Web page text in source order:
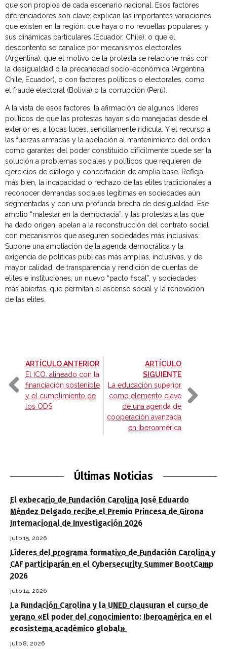
que son propios de cada escenario nacional. Esos factores
diferenciadores son clave: explican las importantes variaciones
que existen en la región: que haya o no revueltas populares, y
sus dinámicas particulares (Ecuador, Chile); o que el
descontento se canalice por mecanismos electorales
(Argentina); que el motivo de la protesta se relacione más con
la desigualdad o la precariedad socio-económica (Argentina,
Chile, Ecuador), o con factores políticos o electorales, como
el fraude electoral (Bolivia) o la corrupción (Perú).
A la vista de esos factores, la afirmación de algunos líderes
políticos de que las protestas hayan sido manejadas desde el
exterior es, a todas luces, sencillamente ridícula. Y el recurso a
las fuerzas armadas y la apelación al mantenimiento del orden
como garantes del poder constituido difícilmente puede ser la
solución a problemas sociales y políticos que requieren de
ejercicios de diálogo y concertación de amplia base. Refleja,
más bien, la incapacidad o rechazo de las elites tradicionales a
reconocer demandas sociales legítimas en sociedades aún
segmentadas y con una profunda brecha de desigualdad. Ese
amplio “malestar en la democracia”, y las protestas a las que
ha dado origen, apelan a la reconstrucción del contrato social
con mecanismos que aseguren sociedades más inclusivas:
Supone una ampliación de la agenda democrática y la
exigencia de políticas públicas más amplias, inclusivas, y de
mayor calidad, de transparencia y rendición de cuentas de
elites e instituciones, un nuevo “pacto fiscal”, y sociedades
más abiertas, que permitan el ascenso social y la renovación
de las elites.
ARTÍCULO ANTERIOR-
El ICO, alineado con la
financiación sostenible
y el cumplimiento de
los ODS
ARTÍCULO
SIGUIENTE-
La educación superior
como elemento clave
de una agenda de
cooperación avanzada
en Iberoamérica
Últimas Noticias
El exbecario de Fundación Carolina José Eduardo
Méndez Delgado recibe el Premio Princesa de Girona
Internacional de Investigación 2026
julio 15, 2026
Líderes del programa formativo de Fundación Carolina y
CAF participarán en el Cybersecurity Summer BootCamp
2026
julio 14, 2026
La Fundación Carolina y la UNED clausuran el curso de
verano «El poder del conocimiento: Iberoamérica en el
ecosistema académico global»
julio 8, 2026